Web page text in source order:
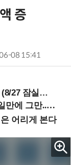
증
08 15:41
잠실역)